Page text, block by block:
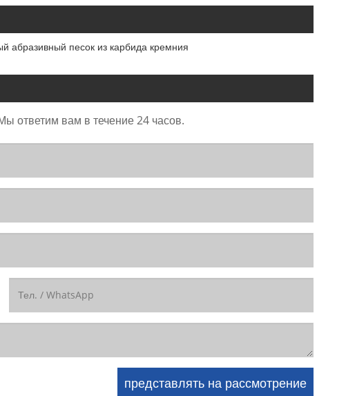
абразивный песок из карбида кремния
ответим вам в течение 24 часов.